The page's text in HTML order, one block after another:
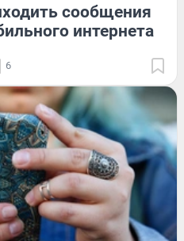
сообщения
интернета
6